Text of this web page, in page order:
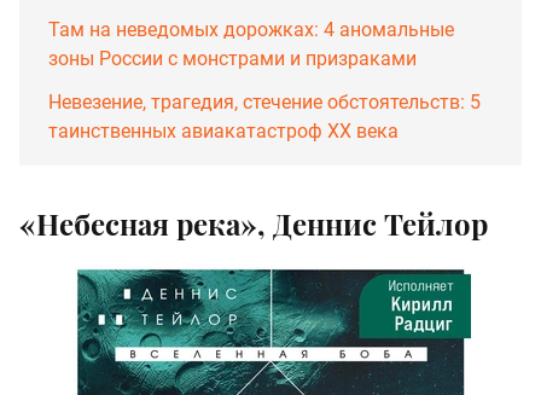
Там на неведомых дорожках: 4 аномальные
зоны России с монстрами и призраками
Невезение, трагедия, стечение обстоятельств: 5
таинственных авиакатастроф XX века
«Небесная река», Деннис Тейлор